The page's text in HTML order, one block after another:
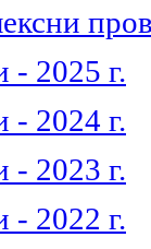
- 2025 г.
- 2024 г.
- 2023 г.
- 2022 г.